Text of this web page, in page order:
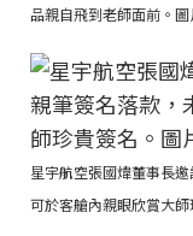
品親自飛到老師面前。
星宇航空張國煒董事長
可於客艙內親眼欣賞大